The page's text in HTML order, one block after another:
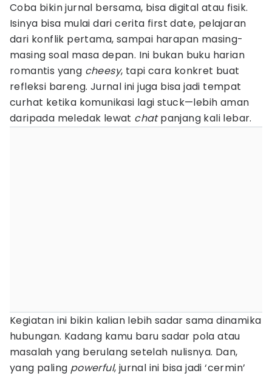
Coba bikin jurnal bersama, bisa digital atau fisik.
Isinya bisa mulai dari cerita first date, pelajaran
dari konflik pertama, sampai harapan masing-
masing soal masa depan. Ini bukan buku harian
romantis yang cheesy, tapi cara konkret buat
refleksi bareng. Jurnal ini juga bisa jadi tempat
curhat ketika komunikasi lagi stuck—lebih aman
daripada meledak lewat chatpanjang kali lebar.
Kegiatan ini bikin kalian lebih sadar sama dinamika
hubungan. Kadang kamu baru sadar pola atau
masalah yang berulang setelah nulisnya. Dan,
yang paling powerful, jurnal ini bisa jadi ‘cermin’